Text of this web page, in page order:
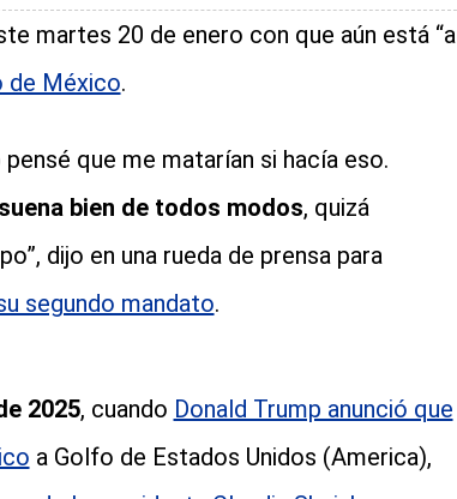
martes 20 de enero con que aún está “a
de México.
que me matarían si hacía eso.
bien de todos modos, quizá
dijo en una rueda de prensa para
segundo mandato.
2025, cuando Donald Trump anunció que
a Golfo de Estados Unidos (America),